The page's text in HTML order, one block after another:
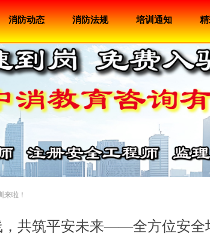
消防动态 消防法规 培训通知
，共筑平安未来——全方位安全
啦！